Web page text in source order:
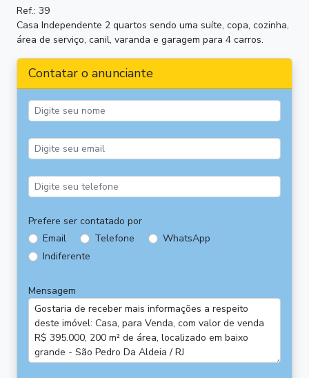
Ref.: 39
Casa Independente 2 quartos sendo uma suíte, copa, cozinha,
área de serviço, canil, varanda e garagem para 4 carros.
Contatar o anunciante
Prefere ser contatado por
Email
Telefone
WhatsApp
Indiferente
Mensagem